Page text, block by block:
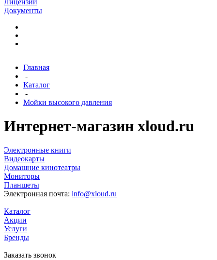
Лицензии
Документы
Главная
-
Каталог
-
Мойки высокого давления
Интернет-магазин xloud.ru
Электронные книги
Видеокарты
Домашние кинотеатры
Мониторы
Планшеты
Электронная почта: info@xloud.ru
Каталог
Акции
Услуги
Бренды
Заказать звонок